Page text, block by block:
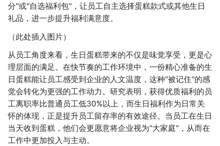
分"或"自选福利包"，让员工自主选择蛋糕款式或其他生日
礼品，进一步提升福利满意度。
（此处插入图片）
从员工角度来看，生日蛋糕带来的不仅是味觉享受，更是心
理层面的满足。在快节奏的工作环境中，一份精心准备的生
日蛋糕能让员工感受到企业的人文温度，这种"被记住"的感
觉会转化为更强的工作动力。研究表明，获得优质福利的员
工离职率比普通员工低30%以上，而生日福利作为日常关
怀的体现，正是提升员工留存率的有效途径。当员工在生日
当天收到蛋糕，他们会更愿意将企业视为"大家庭"，从而在
工作中更加投入与主动。